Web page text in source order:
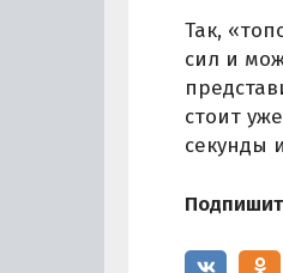
Так,
сил и
стоит
секунды